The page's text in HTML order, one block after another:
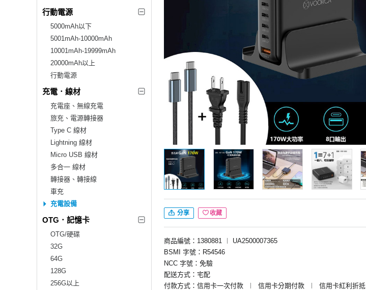
行動電源
5000mAh以下
5001mAh-10000mAh
10001mAh-19999mAh
20000mAh以上
行動電源
充電．線材
充電座、無線充電
旅充、電源轉接器
Type C 線材
Lightning 線材
Micro USB 線材
多合一 線材
轉接器、轉接線
車充
充電設備
OTG．記憶卡
OTG/硬碟
32G
64G
128G
256G以上
分享 收藏
商品編號：1380881 ︱
UA2500007365
BSMI 字號：R54546
NCC 字號：免驗
配送方式：宅配
付款方式：信用卡一次付款
︱ 信用卡分期付款 ︱ 信用卡紅利折抵